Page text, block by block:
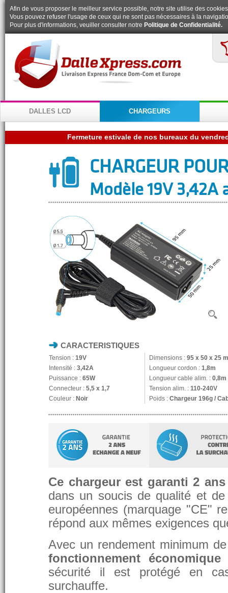
Afin de vous proposer le meilleur service possible, notre site utilise des
Vous pouvez refuser l'usage de ceux qui ne sont pas nécessaires à la
Pour plus d'informations, veuiller consulter notre Politique de Confidentialité.
DALLES LCD CHARGEURS
CHARGEUR
Modèle 19V 3,42A
CARACTERISTIQUES
Tension : 19V Dimensions : 95 x 50 x 25
Intensité : 3,42A Longueur cordon : 1,8m
Puissance : 65W Longueur cable alim. : 0,8m
Connecteur : 5,5 x 1,7 Tension alim. : 110-240V
Couleur : Noir Poids : Chargeur 196g /
Ce chargeur est garanti 2 ans
dans un soucis de qualité et
européennes (marquage "CE"
répond aux mêmes exigences
Avec un rendement minimum
fonctionnement
sécurité il est protégé en
surchauffe.